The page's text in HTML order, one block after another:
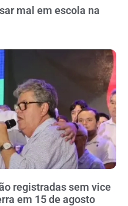
mal em escola na
registradas sem vice
em 15 de agosto